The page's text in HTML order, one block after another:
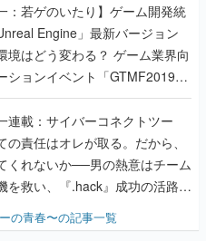
：若ゲのいたり】ゲーム開発統
Engine」最新バージョン
境はどう変わる？ ゲーム業界向
ションイベント「GTMF2019」
より理解を深めよう【PR】
連載：サイバーコネクトツー
の責任はオレが取る。だから、
くれないか──男の熱意はチーム
を救い、『.hack』成功の活路を
ンプ』色だった【若ゲのいた
の青春〜の記事一覧